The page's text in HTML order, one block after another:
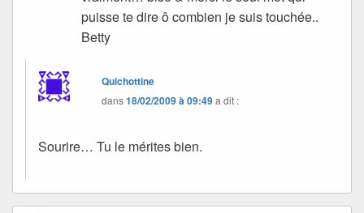
puisse te dire ô combien je suis touchée..
Betty
Quichottine
dans18/02/2009 à 09:49a dit :
Sourire… Tu le mérites bien.